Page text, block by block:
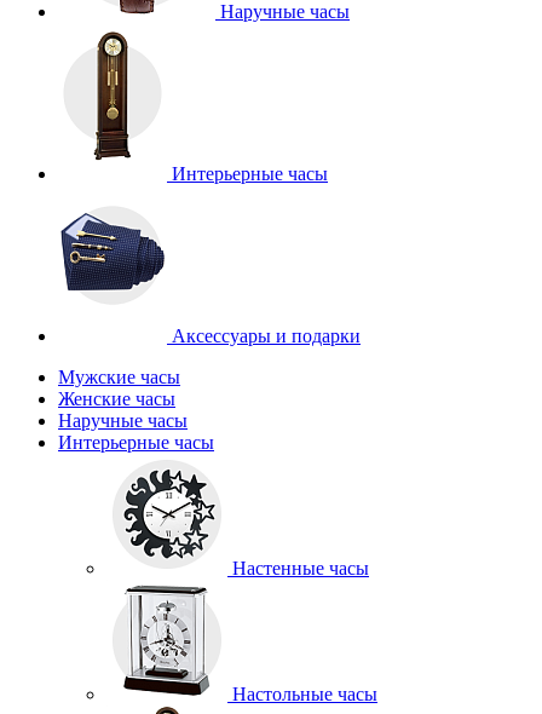
Наручные часы
Интерьерные часы
Аксессуары и подарки
Мужские часы
Женские часы
Наручные часы
Интерьерные часы
Настенные часы
Настольные часы